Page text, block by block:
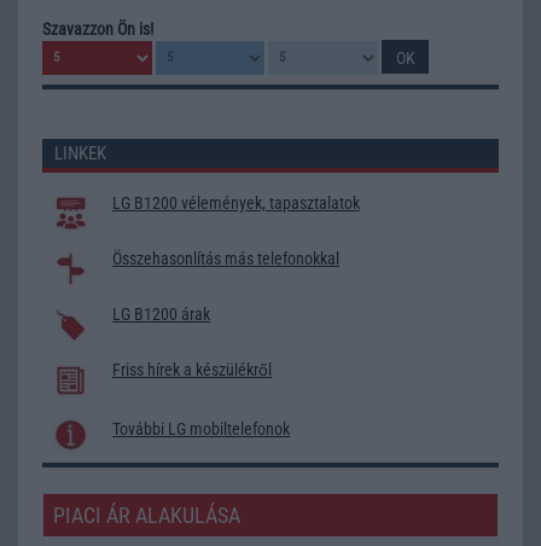
Szavazzon Ön is!
LINKEK
LG B1200 vélemények, tapasztalatok
Összehasonlítás más telefonokkal
LG B1200 árak
Friss hírek a készülékről
További LG mobiltelefonok
PIACI ÁR ALAKULÁSA